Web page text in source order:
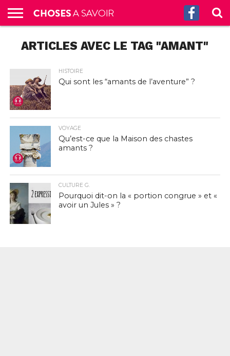
CULTURE
G.
SCIENCES
SANTÉ
HISTOIRE
ÉCONOMIE
INCROYABLE
!
TECH
AUTRES
S’ABONNER
AUX
CONTACT
A
PROPOS
ARTICLES AVEC LE TAG "AMANT"
HISTOIRE
Qui sont les “amants de l’aventure” ?
VOYAGE
Qu’est-ce que la Maison des chastes
amants ?
CULTURE G.
Pourquoi dit-on la « portion congrue » et «
avoir un Jules » ?